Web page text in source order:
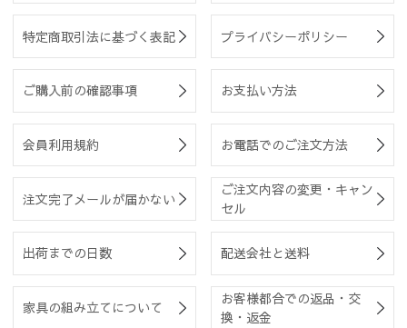
特定商取引法に基づく表記 プライバシーポリシー
ご購入前の確認事項 お支払い方法
会員利用規約 お電話でのご注文方法
注文完了メールが届かない
ご注文内容の変更・キャン
セル
出荷までの日数 配送会社と送料
家具の組み立てについて
お客様都合での返品・交
換・返金